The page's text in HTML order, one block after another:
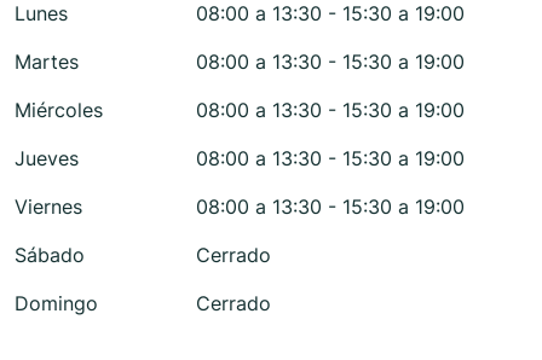
Lunes
08:00 a 13:30 - 15:30 a 19:00
Martes
08:00 a 13:30 - 15:30 a 19:00
Miércoles
08:00 a 13:30 - 15:30 a 19:00
Jueves
08:00 a 13:30 - 15:30 a 19:00
Viernes
08:00 a 13:30 - 15:30 a 19:00
Sábado
Cerrado
Domingo
Cerrado